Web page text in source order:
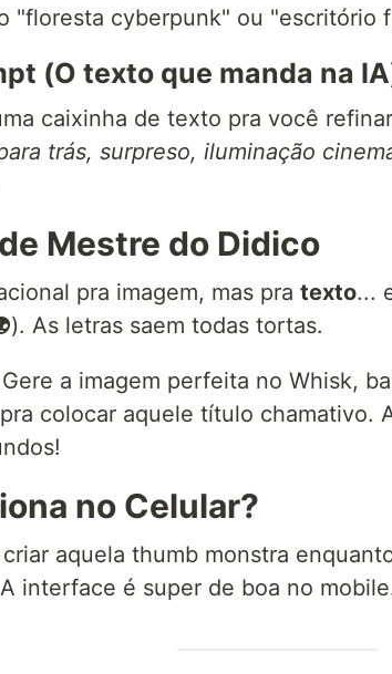
"floresta cyberpunk" ou "escritório
(O texto que manda na
caixinha de texto pra você
trás, surpreso, iluminação
Mestre do Didico
pra imagem, mas pra texto...
As letras saem todas tortas.
Gere a imagem perfeita no Whisk,
pra colocar aquele título chamativo.
no Celular?
criar aquela thumb monstra
interface é super de boa no